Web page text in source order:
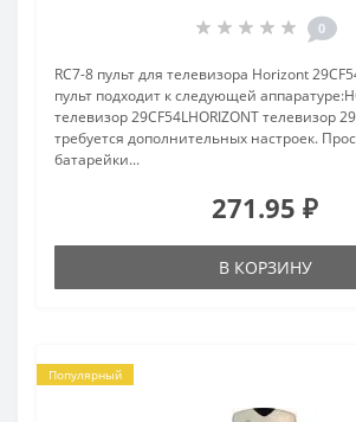
0
RC7-8 пульт для телевизора Horizont
пульт подходит к следующей
телевизор 29CF54LHORIZONT телевизор
требуется дополнительных настроек.
батарейки...
271.95 ₽
В КОРЗИНУ
Популярный